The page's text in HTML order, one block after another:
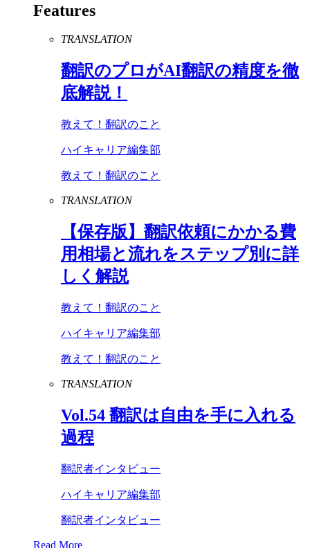
Features
TRANSLATION
翻訳のプロがAI翻訳の精度を徹
底解説！
教えて！翻訳のこと
ハイキャリア編集部
教えて！翻訳のこと
TRANSLATION
【保存版】翻訳依頼にかかる費
用相場と流れをステップ別に詳
しく解説
教えて！翻訳のこと
ハイキャリア編集部
教えて！翻訳のこと
TRANSLATION
Vol.54 翻訳は自由を手に入れる
過程
翻訳者インタビュー
ハイキャリア編集部
翻訳者インタビュー
Read More